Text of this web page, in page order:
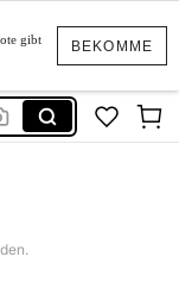
BEKOMME
gibt